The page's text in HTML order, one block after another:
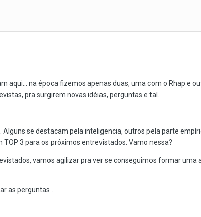
aqui... na época fizemos apenas duas, uma com o Rhap e
pra surgirem novas idéias, perguntas e tal.
se destacam pela inteligencia, outros pela parte
3 para os próximos entrevistados. Vamo nessa?
vamos agilizar pra ver se conseguimos formar uma
as perguntas..